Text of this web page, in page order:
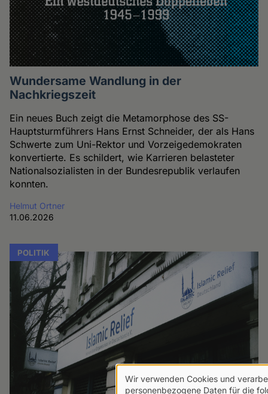
Wundersame Wandlung in der
Nachkriegszeit
Ein neues Buch zeigt die Metamorphose des SS-
Hauptsturmführers Hans Ernst Schneider, der als Hans
Schwerte zum Uni-Rektor und Vorzeigedemokraten
konvertierte. Es schildert, wie Karrieren belasteter
Nationalsozialisten in der Bundesrepublik verlaufen
konnten.
Helmut Ortner
11.06.2026
POLITIK
Verwendung
Wir verwenden Cookies und
personenbezogene Daten für die